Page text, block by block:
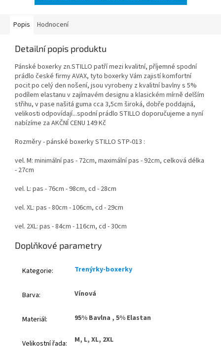
Popis Hodnocení
Detailní popis produktu
Pánské boxerky zn.STILLO patří mezi kvalitní, příjemné spodní
prádlo české firmy AVAX, tyto boxerky Vám zajistí komfortní
pocit po celý den nošení, jsou vyrobeny z kvalitní bavlny s 5%
podílem elastanu v zajímavém designu a klasickém mírně delším
střihu, v pase našitá guma cca 3,5cm široká, dobře poddajná,
velikosti odpovídají...spodní prádlo STILLO doporučujeme a nyní
nabízíme za AKČNÍ CENU 149 Kč
Rozměry - pánské boxerky STILLO STP-013 :
vel. M: minimální pas - 72cm, maximální pas - 92cm, celková délka
- 27cm
vel. L: pas - 76cm - 98cm, cd - 28cm
vel. XL: pas - 80cm - 106cm, cd - 29cm
vel. 2XL: pas - 84cm - 116cm, cd - 30cm
Doplňkové parametry
Kategorie: Trenýrky-boxerky
Barva: Vínová
Materiál: 95% Bavlna , 5% Elastan
Velikostní řada: M, L, XL, 2XL